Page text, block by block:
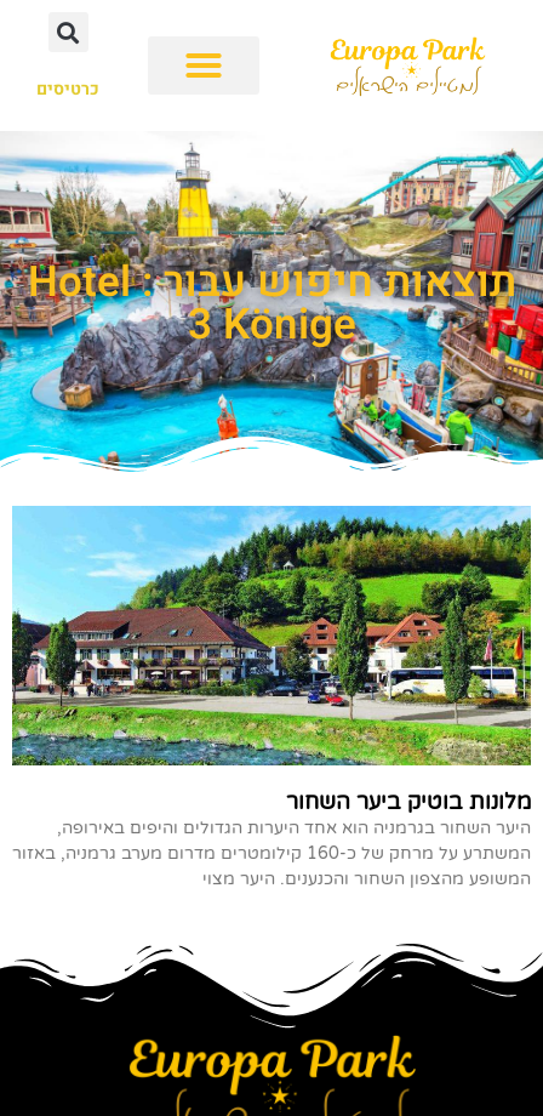
כרטיסים
תוצאות חיפוש עבור : Hotel
3 Könige
מלונות בוטיק ביער השחור
היער השחור בגרמניה הוא אחד היערות הגדולים והיפים באירופה,
המשתרע על מרחק של כ-160 קילומטרים מדרום מערב גרמניה, באזור
המשופע מהצפון השחור והכנענים. היער מצוי